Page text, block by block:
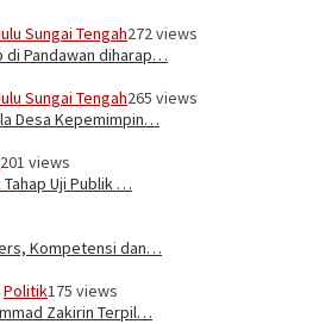
Sungai Tengah272 views
di Pandawan diharap…
Sungai Tengah265 views
Desa Kepemimpin…
201 views
Tahap Uji Publik …
Kompetensi dan…
Politik175 views
Zakirin Terpil…